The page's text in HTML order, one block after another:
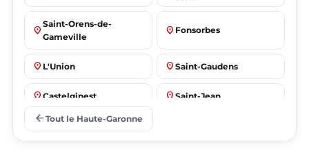
place
Saint-Orens-de-
Gameville
place Fonsorbes
place L'Union place Saint-Gaudens
place Castelginest place Saint-Jean
place Villeneuve-Tolosane
arrow_back Tout le Haute-Garonne